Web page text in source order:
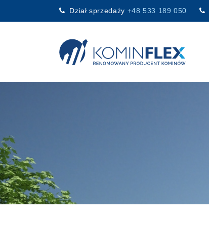
Dział sprzedaży +48 533 189 050
Main Navigation